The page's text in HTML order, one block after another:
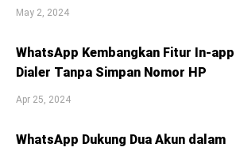
May 2, 2024
WhatsApp Kembangkan Fitur In-app
Dialer Tanpa Simpan Nomor HP
Apr 25, 2024
WhatsApp Dukung Dua Akun dalam